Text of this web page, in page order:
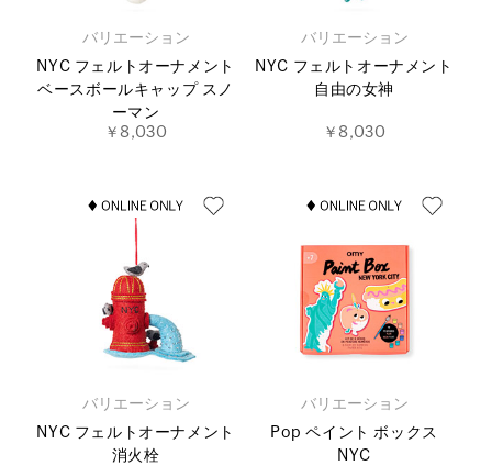
バリエーション
NYC フェルトオーナメント
ベースボールキャップ スノ
ーマン
￥8,030
バリエーション
NYC フェルトオーナメント
自由の女神
￥8,030
バリエーション
NYC フェルトオーナメント
消火栓
バリエーション
Pop ペイント ボックス
NYC